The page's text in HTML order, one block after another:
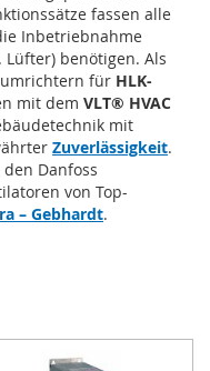
fassen alle
Inbetriebnahme
benötigen. Als
für HLK-
mit dem VLT® HVAC
mit
Zuverlässigkeit.
Danfoss
von Top-
– Gebhardt.